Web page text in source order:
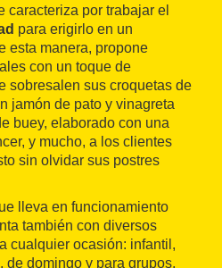
caracteriza por trabajar el
para erigirlo en un
esta manera, propone
con un toque de
sobresalen sus croquetas de
jamón de pato y vinagreta
buey, elaborado con una
y mucho, a los clientes
sin olvidar sus postres
lleva en funcionamiento
también con diversos
cualquier ocasión: infantil,
de domingo y para grupos,